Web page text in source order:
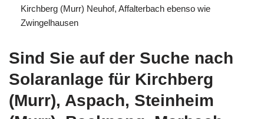
Kirchberg (Murr) Neuhof, Affalterbach ebenso wie
Zwingelhausen
Sind Sie auf der Suche nach
Solaranlage für Kirchberg
(Murr), Aspach, Steinheim